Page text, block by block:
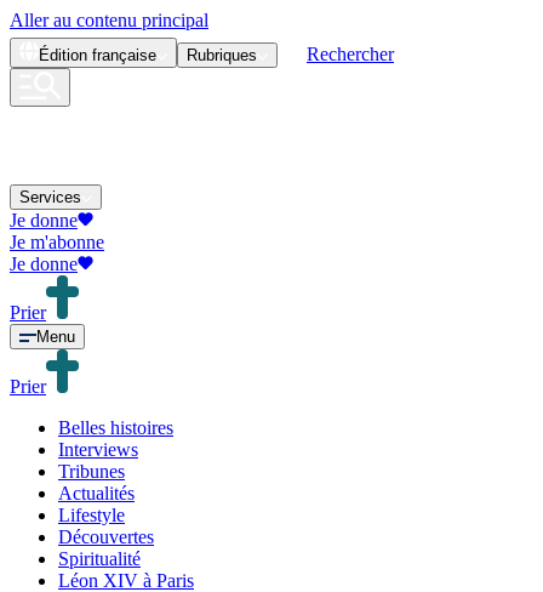
Aller au contenu principal
Édition française Rubriques Rechercher
Services
Je donne
Je m'abonne
Je donne
Prier
Menu
Prier
Belles histoires
Interviews
Tribunes
Actualités
Lifestyle
Découvertes
Spiritualité
Léon XIV à Paris